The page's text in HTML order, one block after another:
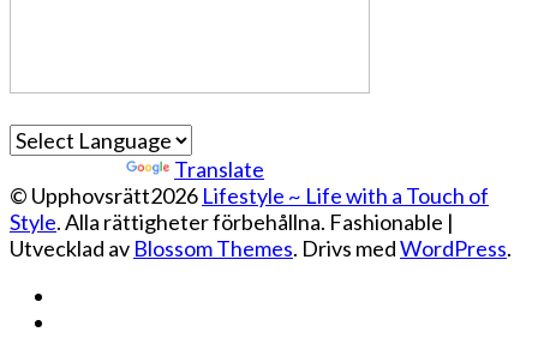
Translate
© Upphovsrätt2026 Lifestyle ~ Life with a Touch of
Style. Alla rättigheter förbehållna. Fashionable |
Utvecklad av Blossom Themes. Drivs medWordPress.